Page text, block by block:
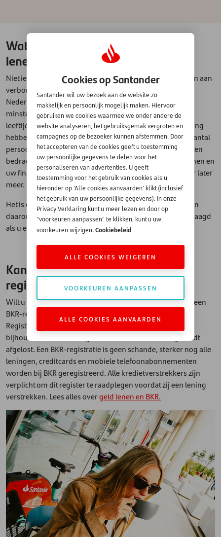
Wat zijn de voorwaarden voor het
lenen van geld?
Niet iedereen kan zomaar geld lenen, er zijn voorwaarden aan
verbonden die belangrijk zijn. U moet bijvoorbeeld in
Nederland wonen, over een vast inkomen beschikken,
minstens achttien jaar zijn, de lening vóór een bepaalde
leeftijd af kunnen lossen en een Nederlandse bankrekening
hebben. De kredietverstrekker kijkt daarnaast naar een aantal
persoonsgebonden factoren die de hoogte van het te lenen
bedrag mede bepalen, waarvan de hoogte van uw inkomen en
uw financiële lasten de belangrijkste zijn - maar daarover later
meer.
Het is ook belangrijk dat u alle gegevens kunt aantonen en
daarom worden er altijd bewijsdocumenten bij u opgevraagd
als u een leningaanvraag indient.
Kan ik geld lenen met een BKR-
registratie?
Wilt u een lening aanvragen? Dan wordt er gecheckt of u een
BKR-registratie heeft. BKR staat voor Bureau Krediet
Registratie: deze instantie is in Nederland belast met het
bijhouden wie een lening heeft – en hoe deze lening wordt
afgelost. Een BKR-registratie is geen schande, sterker nog alle
leningen, creditcards en mobiele telefoonabonnementen
worden bij BKR geregistreerd. Alle kredietverstrekkers zijn
verplicht om dit register te raadplegen voordat zij een lening
verstrekken. Lees alles overgeld lenen en BKR.
Cookies op Santander
Santander wil uw bezoek aan de website zo
makkelijk en persoonlijk mogelijk maken. Hiervoor
gebruiken we cookies waarmee we onder andere de
website analyseren, het gebruiksgemak vergroten en
campagnes op de bezoeker kunnen afstemmen. Door
het accepteren van de cookies geeft u toestemming
uw persoonlijke gegevens te delen voor het
personaliseren van advertenties. U geeft
toestemming voor het gebruik van cookies als u
hieronder op 'Alle cookies aanvaarden' klikt (inclusief
het gebruik van uw persoonlijke gegevens). In onze
Privacy Verklaring kunt u meer lezen en door op
"voorkeuren aanpassen" te klikken, kunt u uw
voorkeuren wijzigen.Cookiebeleid
ALLE COOKIES WEIGEREN
VOORKEUREN AANPASSEN
ALLE COOKIES AANVAARDEN